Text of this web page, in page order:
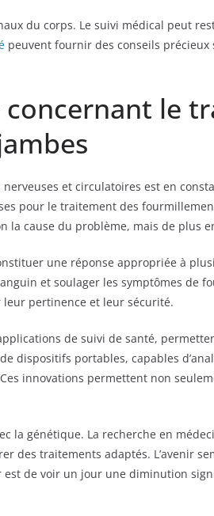
du corps. Le suivi médical peut
peuvent fournir des conseils précieux
concernant le
et circulatoires est en
pour le traitement des
la cause du problème, mais de plus
une réponse appropriée à
et soulager les symptômes de
pertinence et leur sécurité.
de suivi de santé,
dispositifs portables, capables
innovations permettent non
la génétique. La recherche en
des traitements adaptés. L’avenir
est de voir un jour une diminution